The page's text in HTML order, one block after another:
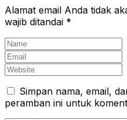
Alamat email Anda tidak
wajib ditandai *
Simpan nama, email,
peramban ini untuk